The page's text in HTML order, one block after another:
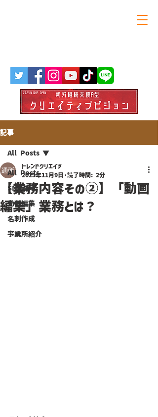
記事
All Posts
SNS運用
動画編集
名刺作成
事業所紹介
All Posts
【業務内容その②】「動画
編集」業務とは？
トレンドクリエイツ
2023年11月9日
読了時間: 2分